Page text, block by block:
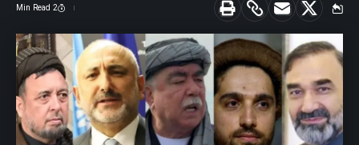
2 Min Read